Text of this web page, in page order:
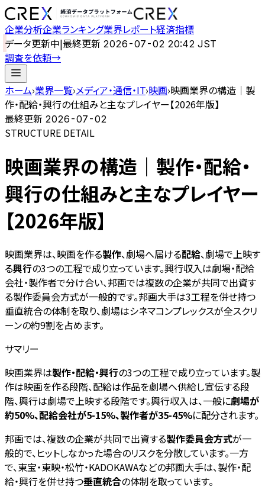
企業分析企業ランキング業界レポート経済指標
データ更新中|最終更新 2026-07-02 20:42 JST
調査を依頼→
ホーム›業界一覧›メディア・通信・IT›映画›映画業界の構造｜製
作・配給・興行の仕組みと主なプレイヤー【2026年版】
最終更新 2026-07-02
STRUCTURE DETAIL
映画業界の構造｜製作・配給・
興行の仕組みと主なプレイヤー
【2026年版】
映画業界は、映画を作る製作、劇場へ届ける配給、劇場で上映す
る興行の3つの工程で成り立っています。興行収入は劇場・配給
会社・製作者で分け合い、邦画では複数の企業が共同で出資す
る製作委員会方式が一般的です。邦画大手は3工程を併せ持つ
垂直統合の体制を取り、劇場はシネマコンプレックスが全スクリ
ーンの約9割を占めます。
サマリー
映画業界は製作・配給・興行の3つの工程で成り立っています。製
作は映画を作る段階、配給は作品を劇場へ供給し宣伝する段
階、興行は劇場で上映する段階です。興行収入は、一般に劇場が
約50%、配給会社が5-15%、製作者が35-45%に配分されます。
邦画では、複数の企業が共同で出資する製作委員会方式が一
般的で、ヒットしなかった場合のリスクを分散しています。一方
で、東宝・東映・松竹・KADOKAWAなどの邦画大手は、製作・配
給・興行を併せ持つ垂直統合の体制を取っています。